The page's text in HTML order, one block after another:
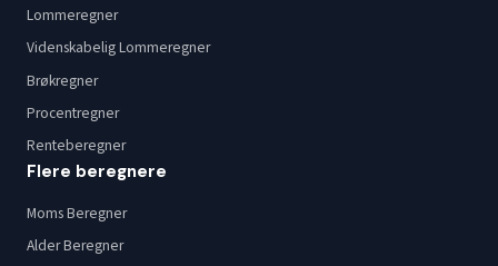
Lommeregner
Videnskabelig Lommeregner
Brøkregner
Procentregner
Renteberegner
Flere beregnere
Moms Beregner
Alder Beregner